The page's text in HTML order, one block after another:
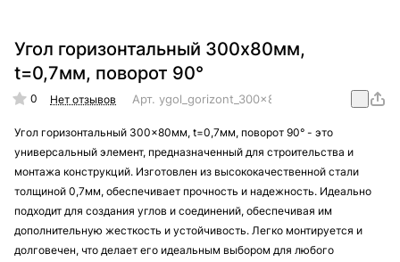
Угол горизонтальный 300x80мм,
t=0,7мм, поворот 90°
0 Нет отзывов Арт. ygol_gorizont_300x80mm_t=0,7mm_90
Угол горизонтальный 300x80мм, t=0,7мм, поворот 90° - это
универсальный элемент, предназначенный для строительства и
монтажа конструкций. Изготовлен из высококачественной стали
толщиной 0,7мм, обеспечивает прочность и надежность. Идеально
подходит для создания углов и соединений, обеспечивая им
дополнительную жесткость и устойчивость. Легко монтируется и
долговечен, что делает его идеальным выбором для любого